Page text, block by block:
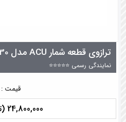
ترازوی قطعه شمار ACU مدل 30 کیلویی
نمایندگی رسمی ⭐⭐⭐⭐⭐
قیمت :
24,800,000 (تومان)